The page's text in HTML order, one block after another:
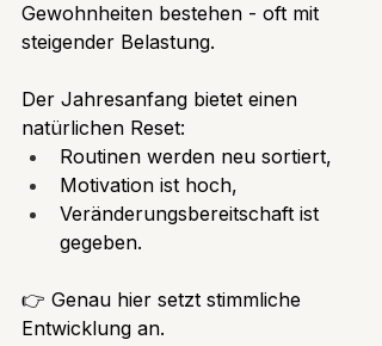
Gewohnheiten bestehen - oft mit
steigender Belastung.
Der Jahresanfang bietet einen
natürlichen Reset:
Routinen werden neu sortiert,
Motivation ist hoch,
Veränderungsbereitschaft ist
gegeben.
👉 Genau hier setzt stimmliche
Entwicklung an.